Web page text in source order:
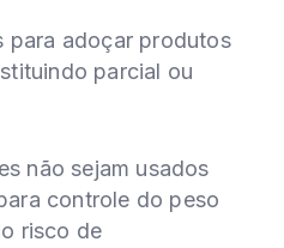
para adoçar produtos
parcial ou
não sejam usados
controle do peso
risco de